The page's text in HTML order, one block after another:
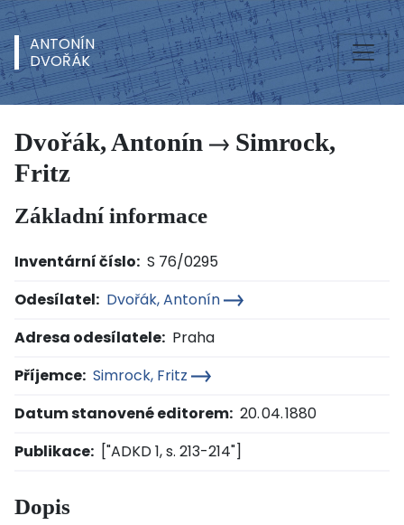
ANTONÍN
DVOŘÁK
Dvořák, Antonín
Simrock,
Fritz
Základní informace
Inventární číslo: S 76/0295
Odesílatel: Dvořák, Antonín
Adresa odesílatele: Praha
Příjemce: Simrock, Fritz
Datum stanovené editorem: 20. 04. 1880
Publikace: ["ADKD 1, s. 213-214"]
Dopis